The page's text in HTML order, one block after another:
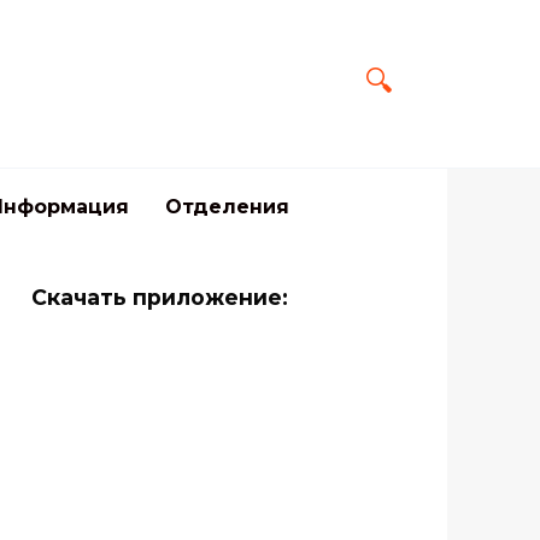
Отделения
Скачать приложение: